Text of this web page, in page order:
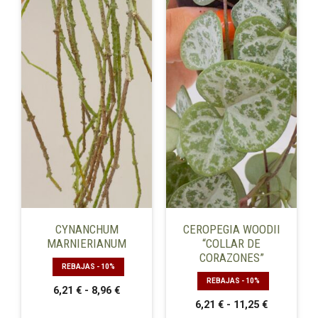
CYNANCHUM
MARNIERIANUM
REBAJAS - 10%
6,21 € - 8,96 €Rango
opciones
pueden
elegir
página
de
producto
CEROPEGIA WOODII
“COLLAR DE
CORAZONES”
REBAJAS - 10%
6,21 € - 11,25 €Rango
opciones
se
pueden
elegir
en
la
página
de
producto